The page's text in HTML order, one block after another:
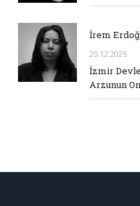
İrem
25.12.2025
İzmir
Arzunun